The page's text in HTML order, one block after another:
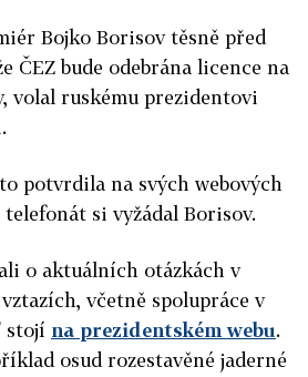
Bojko Borisov těsně před
ČEZ bude odebrána licence na
volal ruskému prezidentovi
potvrdila na svých webových
si vyžádal Borisov.
o aktuálních otázkách v
včetně spolupráce v
stojí na prezidentském webu.
osud rozestavěné jaderné